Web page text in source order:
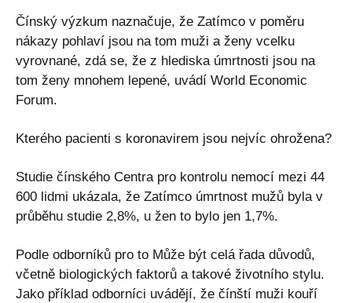
Čínský výzkum naznačuje, že Zatímco v poměru
nákazy pohlaví jsou na tom muži a ženy vcelku
vyrovnané, zdá se, že z hlediska úmrtnosti jsou na
tom ženy mnohem lepené, uvádí World Economic
Forum.
Kterého pacienti s koronavirem jsou nejvíc ohrožena?
Studie čínského Centra pro kontrolu nemocí mezi 44
600 lidmi ukázala, že Zatímco úmrtnost mužů byla v
průběhu studie 2,8%, u žen to bylo jen 1,7%.
Podle odborníků pro to Může být celá řada důvodů,
včetně biologických faktorů a takové životního stylu.
Jako příklad odborníci uvádějí, že čínští muži kouří